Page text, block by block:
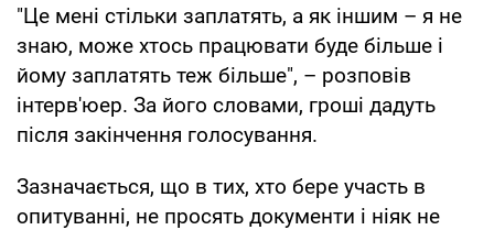
"Це мені стільки заплатять, а як іншим – я не
знаю, може хтось працювати буде більше і
йому заплатять теж більше", – розповів
інтерв'юер. За його словами, гроші дадуть
після закінчення голосування.
Зазначається, що в тих, хто бере участь в
опитуванні, не просять документи і ніяк не